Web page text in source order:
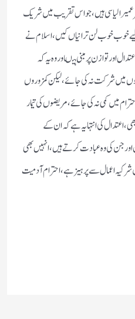
الیاسی ہیں، جو اس تقریب میں شریک
خوب لن ترانیاں کیں، اسلام نے
اور توازن پر مبنی ہیںاور وہ یہ کہ
میں شرکت نہ کی جائے، لیکن کمزوروں
میں کمی نہ کی جائے، مریضوں کی تیمار
اعتدال کی انتہا یہ ہے کہ ان کے
جن کی وہ عبادت کرتے ہیں، انہیں بھی
شرکیہ اعمال سے پرہیزہے، احترام آدمیت